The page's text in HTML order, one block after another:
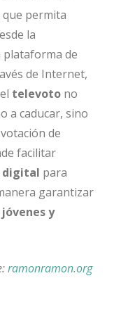
permita
la
plataforma de
de Internet,
televotono
a caducar, sino
de
facilitar
digital para
garantizar
y
ramonramon.org